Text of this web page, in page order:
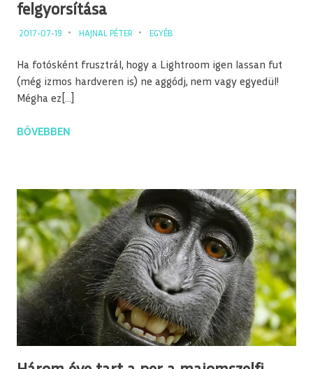
felgyorsítása
2017-07-19 HAJNAL PÉTER EGYÉB
Ha fotósként frusztrál, hogy a Lightroom igen lassan fut
(még izmos hardveren is) ne aggódj, nem vagy egyedül!
Mégha ez[…]
BŐVEBBEN